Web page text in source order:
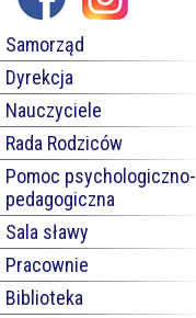
Samorząd
Dyrekcja
Nauczyciele
Rada Rodziców
Pomoc psychologiczno-
pedagogiczna
Sala sławy
Pracownie
Biblioteka